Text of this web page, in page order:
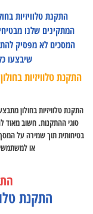
התקנת טלוויזיות
המתקינים שלנו
המסכים לא מפסיק
שיבצעו
התקנת טלוויזיות
התקנת טלוויזיות בחולון
סוגי ההתקנות. חשוב מאוד
בטיחותית תוך שמירה על
או
התקנת